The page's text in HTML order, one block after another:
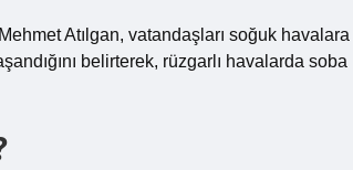
Atılgan, vatandaşları soğuk havalara
belirterek, rüzgarlı havalarda soba